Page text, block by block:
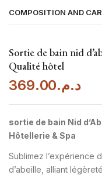
COMPOSITION AND
Sortie de bain nid
Qualité hôtel
د.م.369.00
sortie de bain Nid
Hôtellerie & Spa
Sublimez l’expérience
d’abeille, alliant